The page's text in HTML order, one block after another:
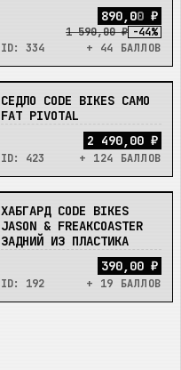
ID: 334
890,00 ₽
1 590,00 ₽ -44%
+ 44 БАЛЛОВ
НЕТ
СЕДЛО CODE BIKES CAMO
FAT PIVOTAL
ID: 423
2 490,00 ₽
+ 124 БАЛЛОВ
НЕТ
ХАБГАРД CODE BIKES
JASON & FREAKCOASTER
ЗАДНИЙ ИЗ ПЛАСТИКА
ID: 192
390,00 ₽
+ 19 БАЛЛОВ